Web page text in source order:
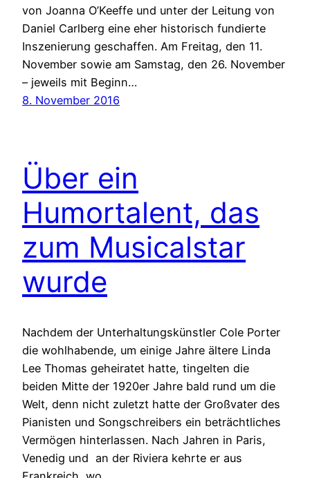
von Joanna O’Keeffe und unter der Leitung von
Daniel Carlberg eine eher historisch fundierte
Inszenierung geschaffen. Am Freitag, den 11.
November sowie am Samstag, den 26. November
– jeweils mit Beginn…
8. November 2016
Über ein
Humortalent, das
zum Musicalstar
wurde
Nachdem der Unterhaltungskünstler Cole Porter
die wohlhabende, um einige Jahre ältere Linda
Lee Thomas geheiratet hatte, tingelten die
beiden Mitte der 1920er Jahre bald rund um die
Welt, denn nicht zuletzt hatte der Großvater des
Pianisten und Songschreibers ein beträchtliches
Vermögen hinterlassen. Nach Jahren in Paris,
Venedig und an der Riviera kehrte er aus